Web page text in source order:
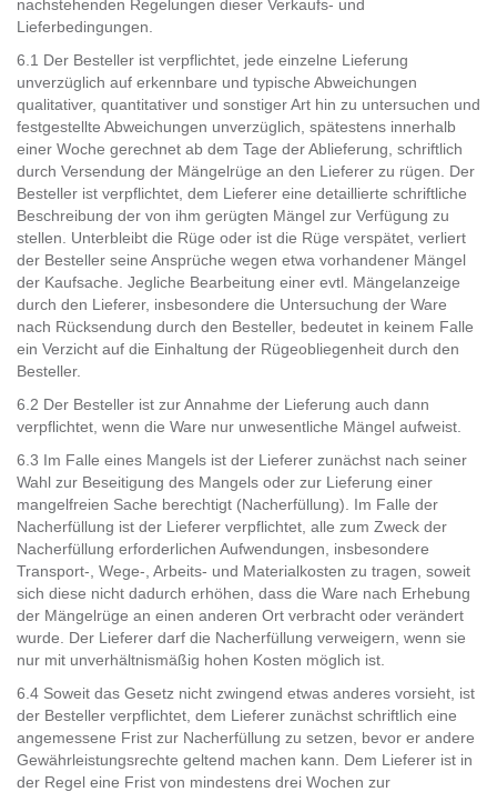
nachstehenden Regelungen dieser Verkaufs- und
Lieferbedingungen.
6.1 Der Besteller ist verpflichtet, jede einzelne Lieferung
unverzüglich auf erkennbare und typische Abweichungen
qualitativer, quantitativer und sonstiger Art hin zu untersuchen und
festgestellte Abweichungen unverzüglich, spätestens innerhalb
einer Woche gerechnet ab dem Tage der Ablieferung, schriftlich
durch Versendung der Mängelrüge an den Lieferer zu rügen. Der
Besteller ist verpflichtet, dem Lieferer eine detaillierte schriftliche
Beschreibung der von ihm gerügten Mängel zur Verfügung zu
stellen. Unterbleibt die Rüge oder ist die Rüge verspätet, verliert
der Besteller seine Ansprüche wegen etwa vorhandener Mängel
der Kaufsache. Jegliche Bearbeitung einer evtl. Mängelanzeige
durch den Lieferer, insbesondere die Untersuchung der Ware
nach Rücksendung durch den Besteller, bedeutet in keinem Falle
ein Verzicht auf die Einhaltung der Rügeobliegenheit durch den
Besteller.
6.2 Der Besteller ist zur Annahme der Lieferung auch dann
verpflichtet, wenn die Ware nur unwesentliche Mängel aufweist.
6.3 Im Falle eines Mangels ist der Lieferer zunächst nach seiner
Wahl zur Beseitigung des Mangels oder zur Lieferung einer
mangelfreien Sache berechtigt (Nacherfüllung). Im Falle der
Nacherfüllung ist der Lieferer verpflichtet, alle zum Zweck der
Nacherfüllung erforderlichen Aufwendungen, insbesondere
Transport-, Wege-, Arbeits- und Materialkosten zu tragen, soweit
sich diese nicht dadurch erhöhen, dass die Ware nach Erhebung
der Mängelrüge an einen anderen Ort verbracht oder verändert
wurde. Der Lieferer darf die Nacherfüllung verweigern, wenn sie
nur mit unverhältnismäßig hohen Kosten möglich ist.
6.4 Soweit das Gesetz nicht zwingend etwas anderes vorsieht, ist
der Besteller verpflichtet, dem Lieferer zunächst schriftlich eine
angemessene Frist zur Nacherfüllung zu setzen, bevor er andere
Gewährleistungsrechte geltend machen kann. Dem Lieferer ist in
der Regel eine Frist von mindestens drei Wochen zur